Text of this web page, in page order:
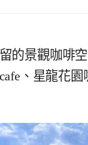
的景觀咖啡
、星龍花園